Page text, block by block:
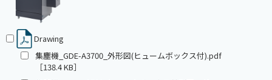
Drawing
集塵機_GDE-A3700_外形図(ヒュームボックス付).pdf
［138.4 KB］